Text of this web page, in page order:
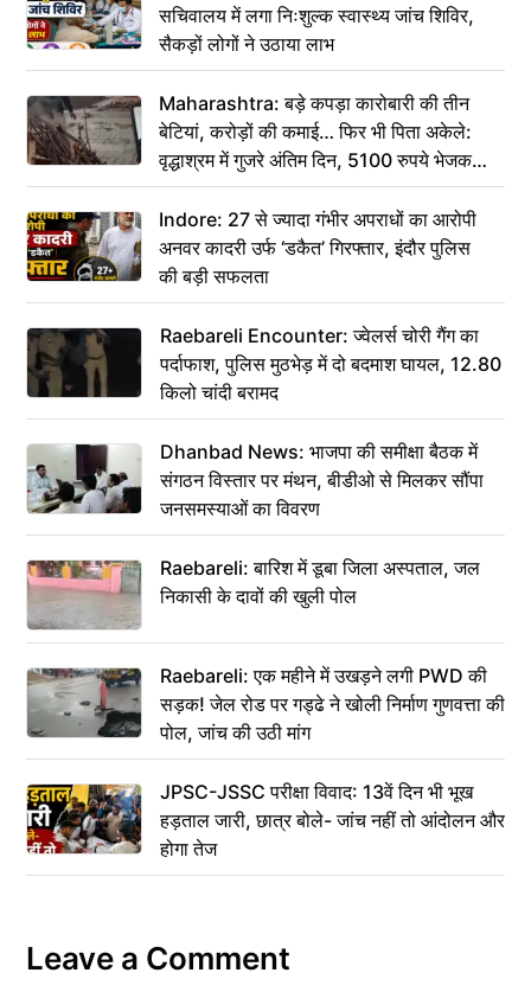
सचिवालय में लगा निःशुल्क स्वास्थ्य जांच शिविर,
सैकड़ों लोगों ने उठाया लाभ
Maharashtra: बड़े कपड़ा कारोबारी की तीन
बेटियां, करोड़ों की कमाई… फिर भी पिता अकेले:
वृद्धाश्रम में गुजरे अंतिम दिन, 5100 रुपये भेजकर
कहा– अंतिम संस्कार कर दीजिए हम नहीं आ पाएंगे
Indore: 27 से ज्यादा गंभीर अपराधों का आरोपी
अनवर कादरी उर्फ ‘डकैत’ गिरफ्तार, इंदौर पुलिस
की बड़ी सफलता
Raebareli Encounter: ज्वेलर्स चोरी गैंग का
पर्दाफाश, पुलिस मुठभेड़ में दो बदमाश घायल, 12.80
किलो चांदी बरामद
Dhanbad News: भाजपा की समीक्षा बैठक में
संगठन विस्तार पर मंथन, बीडीओ से मिलकर सौंपा
जनसमस्याओं का विवरण
Raebareli: बारिश में डूबा जिला अस्पताल, जल
निकासी के दावों की खुली पोल
Raebareli: एक महीने में उखड़ने लगी PWD की
सड़क! जेल रोड पर गड्ढे ने खोली निर्माण गुणवत्ता की
पोल, जांच की उठी मांग
JPSC-JSSC परीक्षा विवाद: 13वें दिन भी भूख
हड़ताल जारी, छात्र बोले- जांच नहीं तो आंदोलन और
होगा तेज
Leave a Comment